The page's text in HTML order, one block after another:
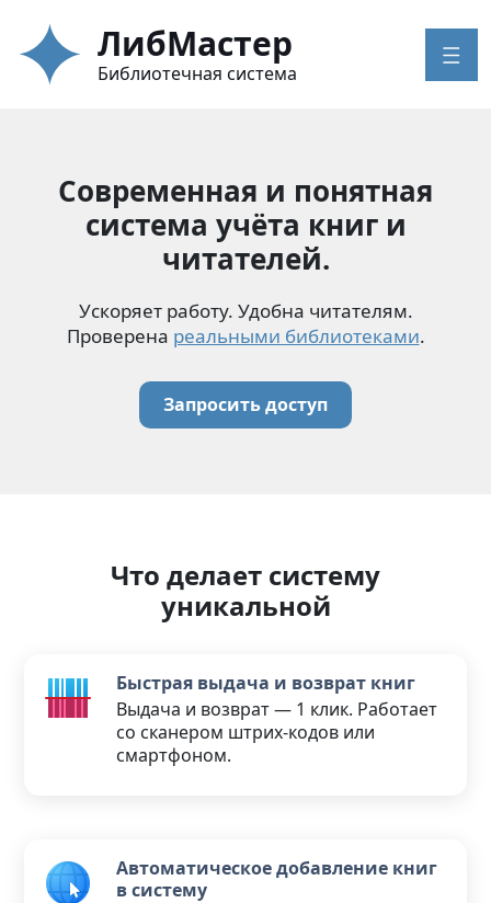
Современная и понятная
система учёта книг и
читателей.
Ускоряет работу. Удобна читателям.
Проверена реальными библиотеками.
Запросить доступ
Что делает систему
уникальной
Быстрая выдача и возврат книг
Выдача и возврат — 1 клик. Работает
со сканером штрих-кодов или
смартфоном.
Автоматическое добавление книг
в систему
ЛибМастер
Библиотечная система